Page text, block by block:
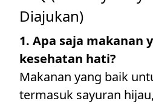
Diajukan)
1. Apa saja makanan
kesehatan hati?
Makanan yang baik
termasuk sayuran